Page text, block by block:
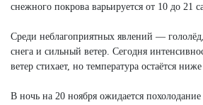
снежного покрова варьируется от 10 до 21
Среди неблагоприятных явлений —
снега и сильный ветер. Сегодня
ветер стихает, но температура остаётся ниже
В ночь на 20 ноября ожидается